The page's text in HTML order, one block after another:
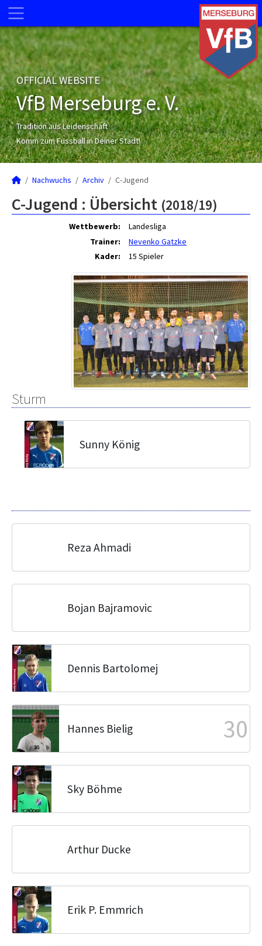
OFFICIAL WEBSITE
VfB Merseburg e. V.
Tradition aus Leidenschaft
Komm zum Fussball in Deiner Stadt!
Nachwuchs Archiv C-Jugend
C-Jugend : Übersicht (2018/19)
Wettbewerb:
Landesliga
Trainer:
Nevenko Gatzke
Kader:
15 Spieler
Sturm
Sunny König
Reza Ahmadi
Bojan Bajramovic
Dennis Bartolomej
Hannes Bielig 30
Sky Böhme
Arthur Ducke
Erik P. Emmrich